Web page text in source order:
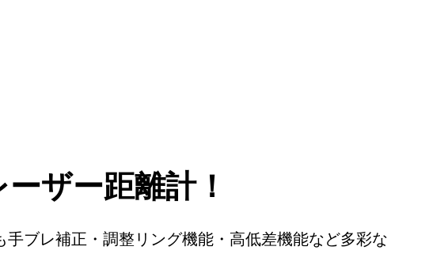
ザー距離計！
ブレ補正・調整リング機能・高低差機能など多彩な